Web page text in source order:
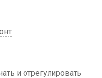
и отрегулировать